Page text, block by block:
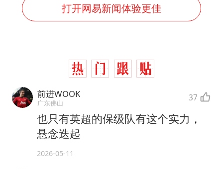
打开网易新闻体验更佳
前进WOOK
广东佛山 37
也只有英超的保级队有这个实力，
悬念迭起
2026-05-11